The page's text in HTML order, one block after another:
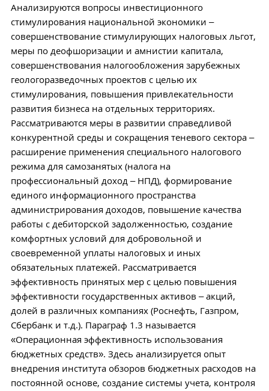
Анализируются вопросы инвестиционного
стимулирования национальной экономики –
совершенствование стимулирующих налоговых льгот,
меры по деофшоризации и амнистии капитала,
совершенствования налогообложения зарубежных
геологоразведочных проектов с целью их
стимулирования, повышения привлекательности
развития бизнеса на отдельных территориях.
Рассматриваются меры в развитии справедливой
конкурентной среды и сокращения теневого сектора –
расширение применения специального налогового
режима для самозанятых (налога на
профессиональный доход – НПД), формирование
единого информационного пространства
администрирования доходов, повышение качества
работы с дебиторской задолженностью, создание
комфортных условий для добровольной и
своевременной уплаты налоговых и иных
обязательных платежей. Рассматривается
эффективность принятых мер с целью повышения
эффективности государственных активов – акций,
долей в различных компаниях (Роснефть, Газпром,
Сбербанк и т.д.). Параграф 1.3 называется
«Операционная эффективность использования
бюджетных средств». Здесь анализируется опыт
внедрения института обзоров бюджетных расходов на
постоянной основе, создание системы учета, контроля